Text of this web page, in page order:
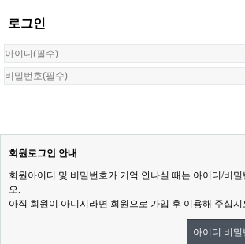
로그인
회원로그인 안내
회원아이디 및 비밀번호가 기억 안나실 때는 아이디/비밀
오.
아직 회원이 아니시라면 회원으로 가입 후 이용해 주십시
아이디 비밀